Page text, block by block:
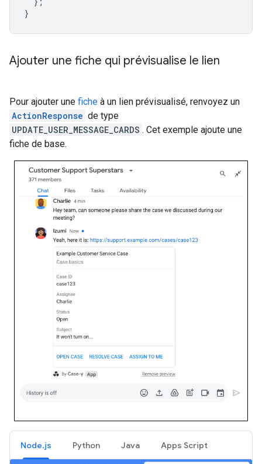
}
Ajouter une fiche qui prévisualise le lien
Pour ajouter une fiche à un lien prévisualisé, renvoyez un
ActionResponse de type
UPDATE_USER_MESSAGE_CARDS . Cet exemple ajoute une
fiche de base.
Node.js Python Java Apps Script